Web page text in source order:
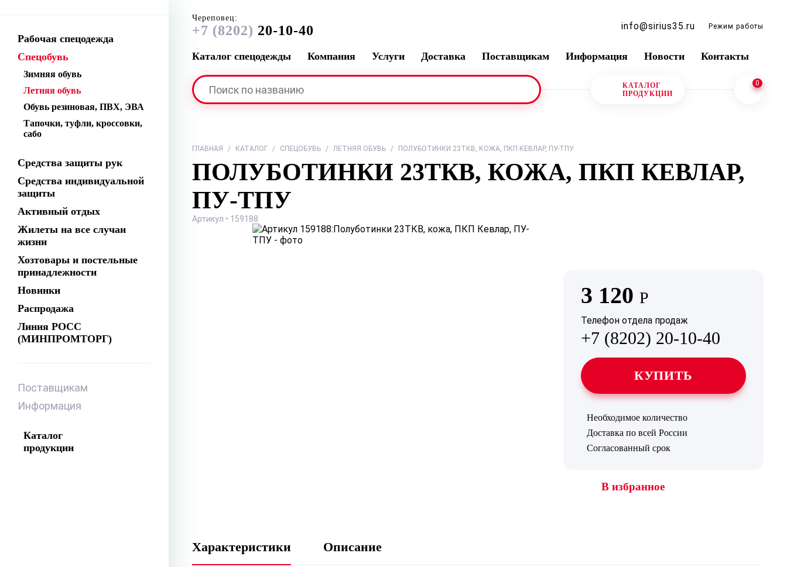
Рабочая спецодежда
Спецобувь
Зимняя обувь
Летняя обувь
Обувь резиновая, ПВХ, ЭВА
Тапочки, туфли, кроссовки,
сабо
Средства защиты рук
Средства индивидуальной
защиты
Активный отдых
Жилеты на все случаи
жизни
Хозтовары и постельные
принадлежности
Новинки
Распродажа
Линия РОСС
(МИНПРОМТОРГ)
Поставщикам
Информация
Каталог
продукции
Череповец:
+7 (8202) 20-10-40 info@sirius35.ru Режим работы
Каталог спецодежды Компания Услуги Доставка Поставщикам Информация Новости Контакты
КАТАЛОГ
ПРОДУКЦИИ
0
ГЛАВНАЯ / КАТАЛОГ / СПЕЦОБУВЬ / ЛЕТНЯЯ ОБУВЬ / ПОЛУБОТИНКИ 23ТКВ, КОЖА, ПКП КЕВЛАР, ПУ-ТПУ
ПОЛУБОТИНКИ 23ТКВ, КОЖА, ПКП КЕВЛАР,
ПУ-ТПУ
Артикул • 159188
В избранное
3 120 Р
Телефон отдела продаж
+7 (8202) 20-10-40
КУПИТЬ
Необходимое количество
Доставка по всей России
Согласованный срок
Характеристики Описание